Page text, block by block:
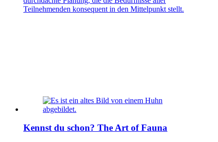
Teilnehmenden konsequent in den Mittelpunkt stellt.
Kennst du schon? The Art of Fauna